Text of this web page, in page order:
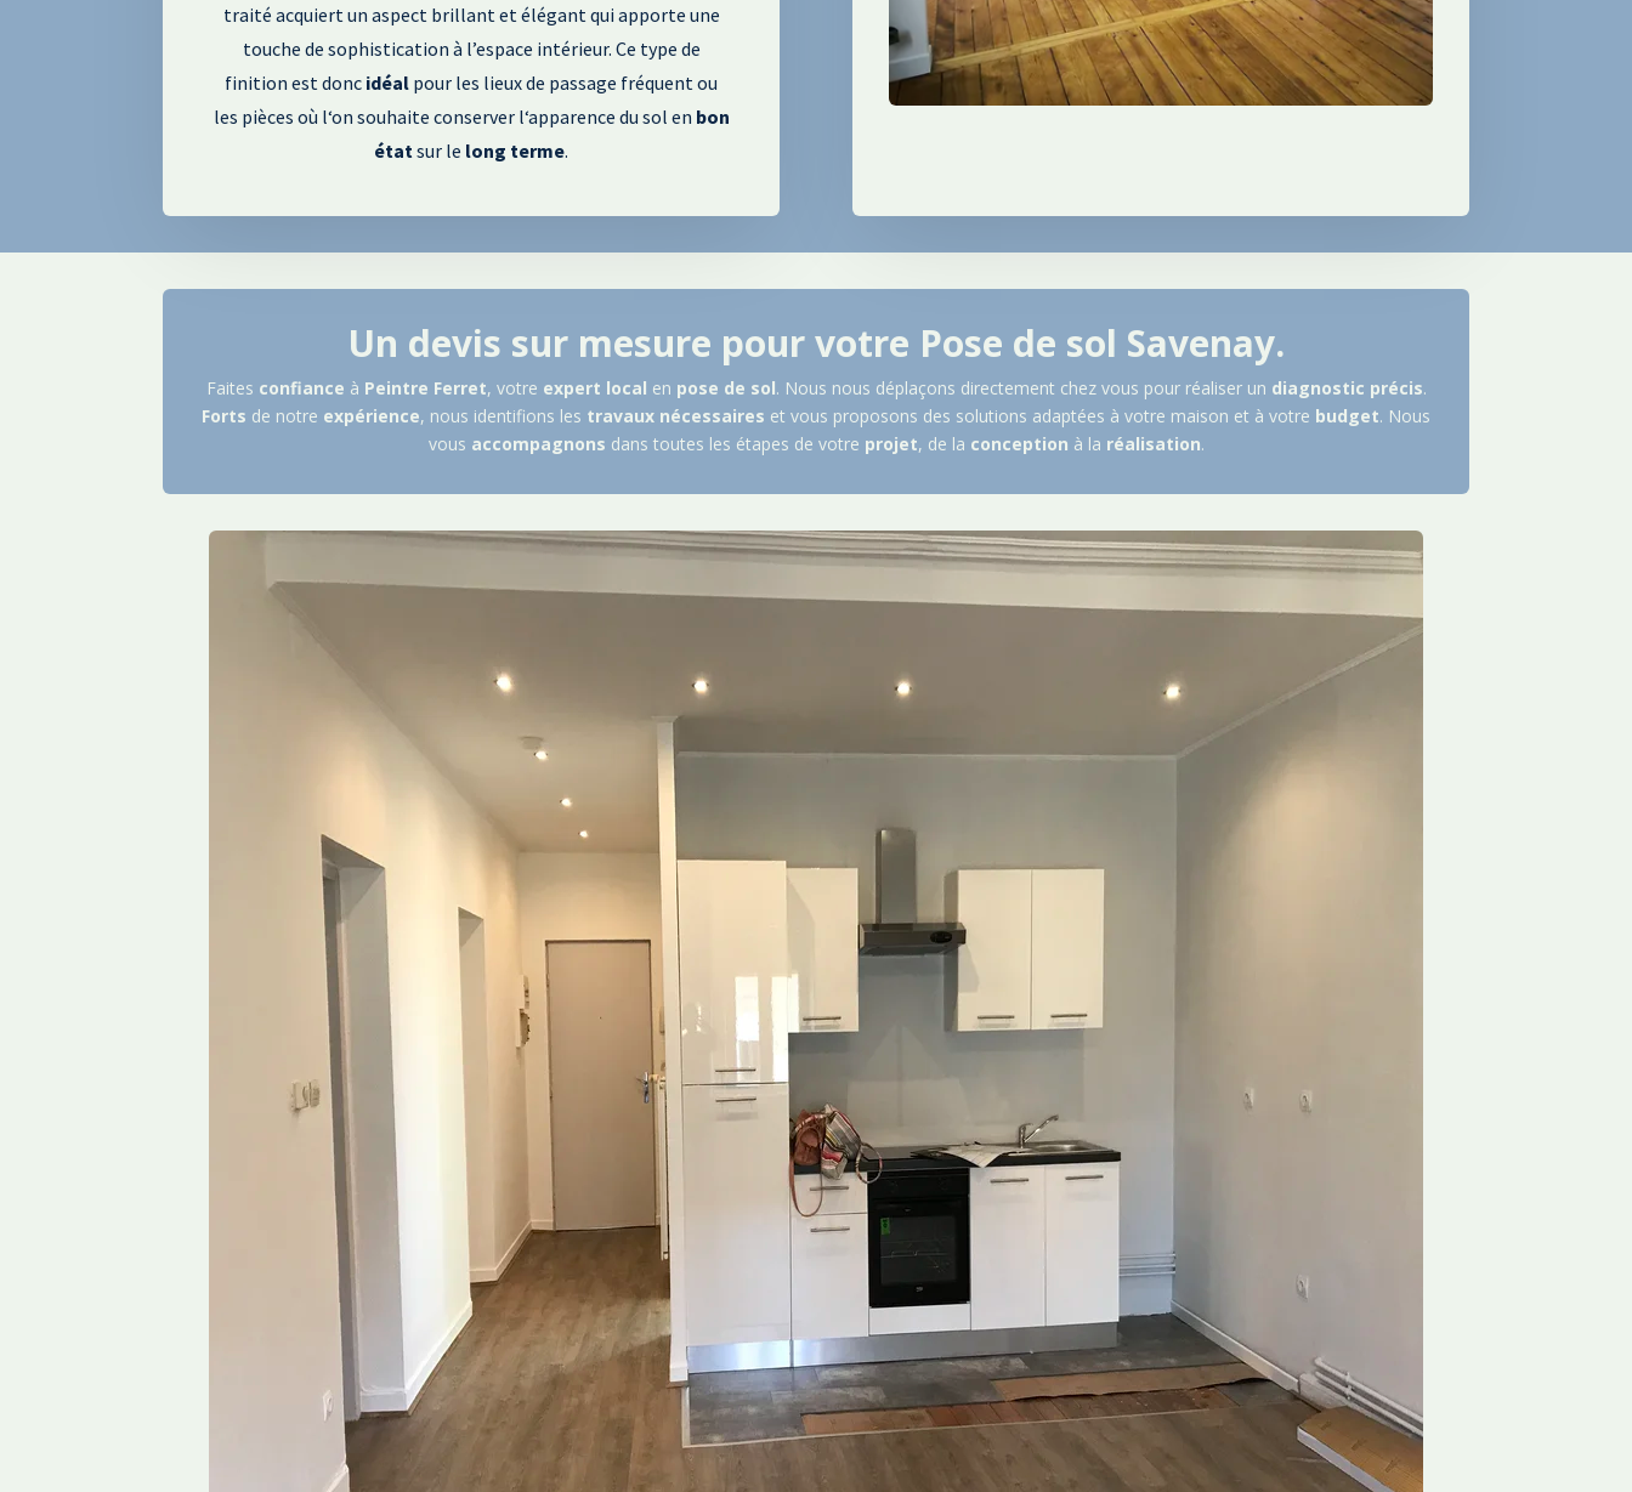
traité acquiert un aspect brillant et élégant qui apporte une
touche de sophistication à l’espace intérieur. Ce type de
finition est donc idéal pour les lieux de passage fréquent ou
les pièces où l‘on souhaite conserver l‘apparence du sol en bon
état sur le long terme.
Un devis sur mesure pour votre Pose de sol Savenay.
Faites confiance à Peintre Ferret, votre expert local en pose de sol. Nous nous déplaçons directement chez vous pour réaliser un diagnostic précis.
Forts de notre expérience, nous identifions les travaux nécessaires et vous proposons des solutions adaptées à votre maison et à votre budget. Nous
vous accompagnons dans toutes les étapes de votre projet, de la conception à la réalisation.